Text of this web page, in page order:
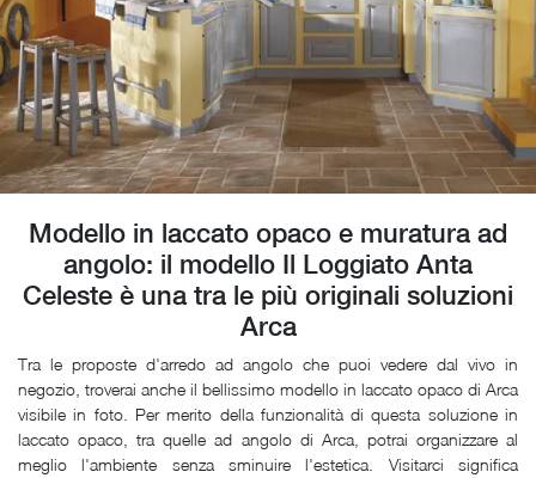
Modello in laccato opaco e muratura ad
angolo: il modello Il Loggiato Anta
Celeste è una tra le più originali soluzioni
Arca
Tra le proposte d'arredo ad angolo che puoi vedere dal vivo in
negozio, troverai anche il bellissimo modello in laccato opaco di Arca
visibile in foto. Per merito della funzionalità di questa soluzione in
laccato opaco, tra quelle ad angolo di Arca, potrai organizzare al
meglio l'ambiente senza sminuire l'estetica. Visitarci significa